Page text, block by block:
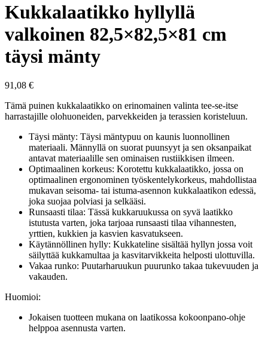
Kukkalaatikko hyllyllä
valkoinen 82,5×82,5×81 cm
täysi mänty
91,08 €
Tämä puinen kukkalaatikko on erinomainen valinta tee-se-itse
harrastajille olohuoneiden, parvekkeiden ja terassien koristeluun.
Täysi mänty: Täysi mäntypuu on kaunis luonnollinen
materiaali. Männyllä on suorat puunsyyt ja sen oksanpaikat
antavat materiaalille sen ominaisen rustiikkisen ilmeen.
Optimaalinen korkeus: Korotettu kukkalaatikko, jossa on
optimaalinen ergonominen työskentelykorkeus, mahdollistaa
mukavan seisoma- tai istuma-asennon kukkalaatikon edessä,
joka suojaa polviasi ja selkääsi.
Runsaasti tilaa: Tässä kukkaruukussa on syvä laatikko
istutusta varten, joka tarjoaa runsaasti tilaa vihannesten,
yrttien, kukkien ja kasvien kasvatukseen.
Käytännöllinen hylly: Kukkateline sisältää hyllyn jossa voit
säilyttää kukkamultaa ja kasvitarvikkeita helposti ulottuvilla.
Vakaa runko: Puutarharuukun puurunko takaa tukevuuden ja
vakauden.
Huomioi:
Jokaisen tuotteen mukana on laatikossa kokoonpano-ohje
helppoa asennusta varten.